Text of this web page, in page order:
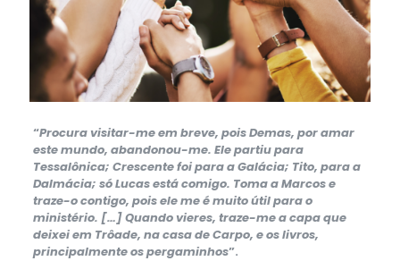
“Procura visitar-me em breve, pois Demas, por amar
este mundo, abandonou-me. Ele partiu para
Tessalônica; Crescente foi para a Galácia; Tito, para a
Dalmácia; só Lucas está comigo. Toma a Marcos e
traze-o contigo, pois ele me é muito útil para o
ministério. […] Quando vieres, traze-me a capa que
deixei em Trôade, na casa de Carpo, e os livros,
principalmente os pergaminhos”.